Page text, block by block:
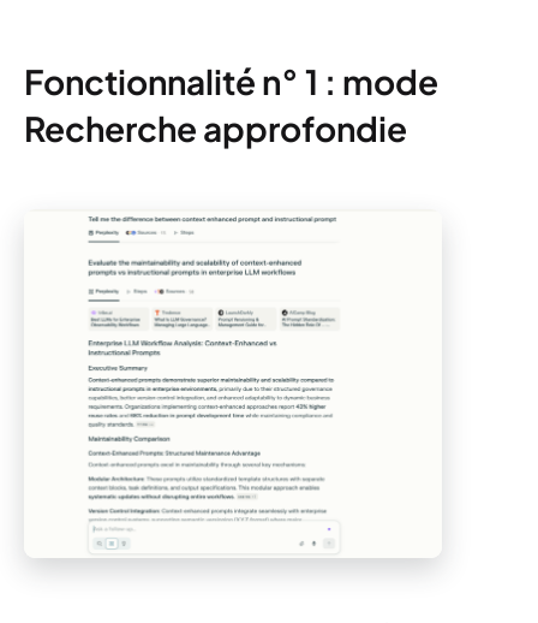
Fonctionnalité n° 1 : mode
Recherche approfondie